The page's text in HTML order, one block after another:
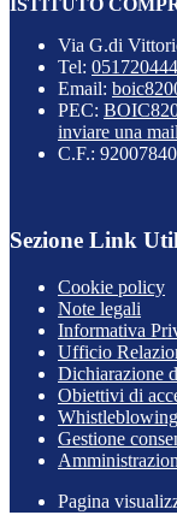
Via G.di
Tel: 051720444
Email:
PEC:
inviare una mail
C.F.:
Sezione Link
Cookie policy
Note legali
Informativa
Ufficio
Dichiarazione
Obiettivi di
Whistleblowing
Gestione
Pagina